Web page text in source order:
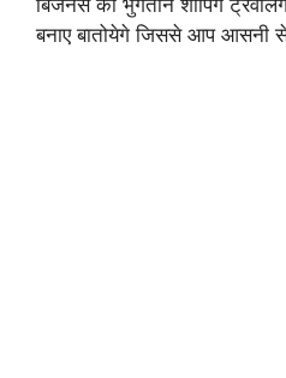
बिजनेस की भुगतान शॉपिंग
बनाए बातोयेगे जिससे आप आसनी